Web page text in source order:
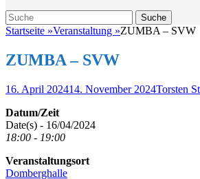
Suche
Suche
nach:
Startseite »Veranstaltung »ZUMBA – SVW
ZUMBA – SVW
Veröffentlicht
16. April 202414. November 2024Autor
Torsten
Datum/Zeit
Date(s) - 16/04/2024
18:00 - 19:00
Veranstaltungsort
Domberghalle